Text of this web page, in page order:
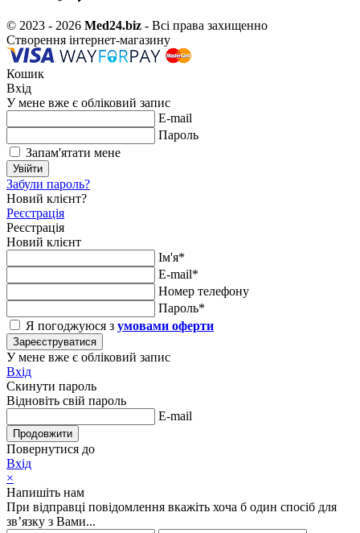
© 2023 - 2026 Med24.biz - Всі права захищенно
Створення інтернет-магазину
Кошик
Вхід
У мене вже є обліковий запис
E-mail
Пароль
Запам'ятати мене
Увійти
Забули пароль?
Новий клієнт?
Реєстрація
Реєстрація
Новий клієнт
Ім'я*
E-mail*
Номер телефону
Пароль*
Я погоджуюся з умовами оферти
Зареєструватися
У мене вже є обліковий запис
Вхід
Скинути пароль
Відновіть свій пароль
E-mail
Продовжити
Повернутися до
Вхід
×
Напишіть нам
При відправці повідомлення вкажіть хоча б один спосіб для
зв’язку з Вами...